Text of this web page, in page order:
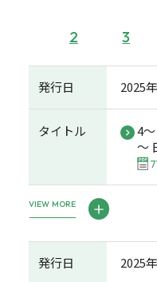
2 3
発行日 2025
タイトル
4
～
VIEW MORE
発行日 2025